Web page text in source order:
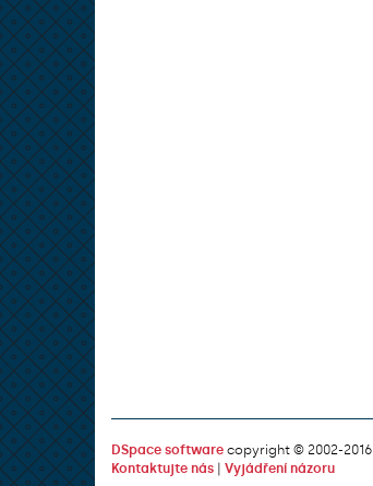
DSpace software copyright © 2002-2016
Kontaktujte nás
Vyjádření názoru